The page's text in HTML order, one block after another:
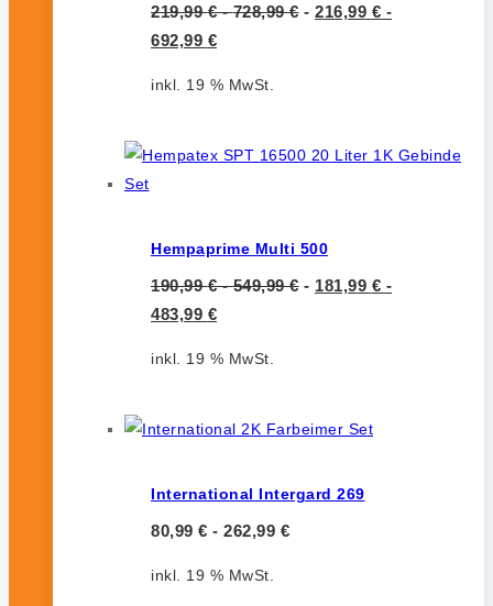
219,99€-728,99€- 216,99 € -
692,99 €
inkl. 19 % MwSt.
Hempaprime Multi 500
190,99€-549,99€- 181,99 € -
483,99 €
inkl. 19 % MwSt.
International Intergard 269
80,99 € - 262,99 €
inkl. 19 % MwSt.